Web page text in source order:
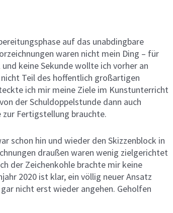
auf das unabdingbare
waren nicht mein Ding – für
keine Sekunde wollte ich vorher an
Teil des hoffentlich großartigen
ich mir meine Ziele im Kunstunterricht
der Schuldoppelstunde dann auch
Fertigstellung brauchte.
schon hin und wieder den Skizzenblock in
draußen waren wenig zielgerichtet
der Zeichenkohle brachte mir keine
2020 ist klar, ein völlig neuer Ansatz
nicht erst wieder angehen. Geholfen